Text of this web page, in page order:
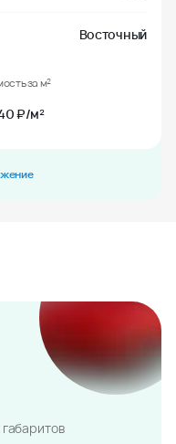
Восточный
за м²
₽/м²